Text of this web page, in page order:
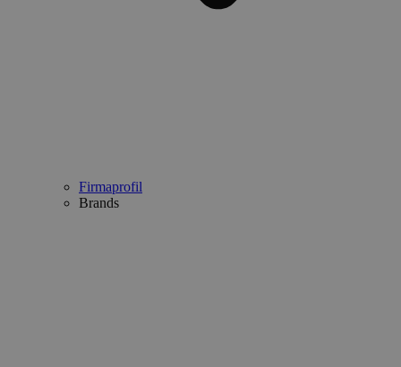
Firmaprofil
Brands